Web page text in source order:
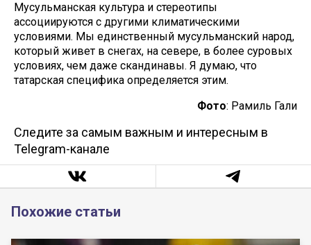
Мусульманская культура и стереотипы
ассоциируются с другими климатическими
условиями. Мы единственный мусульманский народ,
который живет в снегах, на севере, в более суровых
условиях, чем даже скандинавы. Я думаю, что
татарская специфика определяется этим.
Фото: Рамиль Гали
Следите за самым важным и интересным в
Telegram-канале
Похожие статьи